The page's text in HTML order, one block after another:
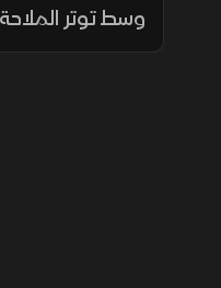
وسط توتر
بينما يتصاعد